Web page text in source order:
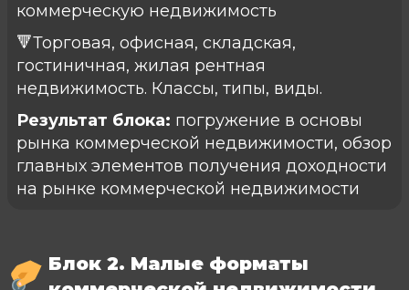
коммерческую недвижимость
🔻Торговая, офисная, складская,
гостиничная, жилая рентная
недвижимость. Классы, типы, виды.
Результат блока: погружение в основы
рынка коммерческой недвижимости, обзор
главных элементов получения доходности
на рынке коммерческой недвижимости
Блок 2. Малые форматы